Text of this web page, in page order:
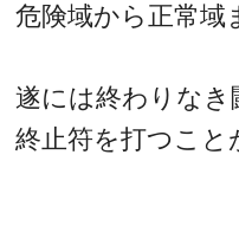
危険域から正常域
遂には終わりなき
終止符を打つこ